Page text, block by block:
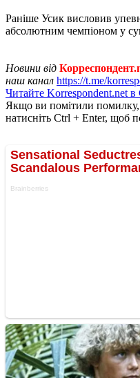
Раніше Усик висловив
абсолютним чемпіоном у
Новини від
наш канал https://t.me/
Читайте Korrespondent.net
Якщо ви помітили помилку,
натисніть Ctrl + Enter, щоб